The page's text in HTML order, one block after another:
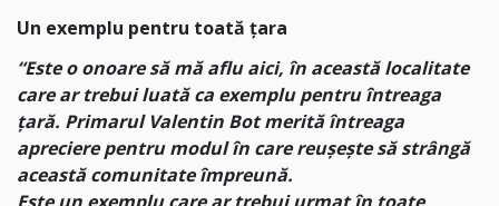
Un exemplu pentru toată țara
“Este o onoare să mă aflu aici, în această localitate
care ar trebui luată ca exemplu pentru întreaga
țară. Primarul Valentin Bot merită întreaga
apreciere pentru modul în care reușește să strângă
această comunitate împreună.